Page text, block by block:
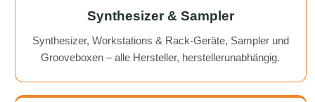
Synthesizer & Sampler
Synthesizer, Workstations & Rack-Geräte, Sampler und
Grooveboxen – alle Hersteller, herstellerunabhängig.